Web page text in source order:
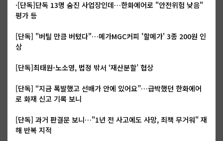
·[단독]단독 13명 숨진 사업장인데…한화에어로 "안전위험 낮음"
평가 등
[단독] "버틸 만큼 버텼다"…메가MGC커피 '할메가' 3종 200원 인
상
[단독]최태원-노소영, 법정 밖서 ‘재산분할’ 협상
[단독] “지금 폭발했고 선배가 안에 있어요”…급박했던 한화에어
로 화재 신고 기록 보니
[단독] 과거 판결문 보니…"1년 전 사고에도 사망, 죄책 무거워" 재
해 반복 지적